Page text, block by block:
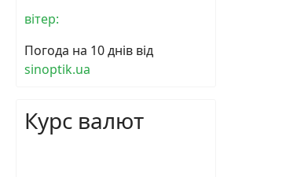
вітер:
Погода на 10 днів від
sinoptik.ua
Курс валют